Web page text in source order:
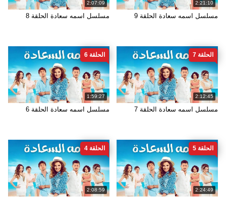
2:21:10
مسلسل اسمه سعادة الحلقة 9
2:07:09
مسلسل اسمه سعادة الحلقة 8
2:12:45
الحلقة 7
مسلسل اسمه سعادة الحلقة 7
1:59:27
الحلقة 6
مسلسل اسمه سعادة الحلقة 6
2:24:49
الحلقة 5
2:08:59
الحلقة 4